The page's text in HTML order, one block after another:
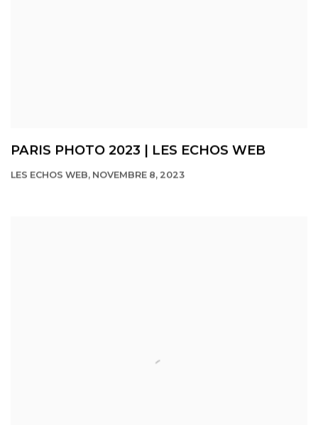
PARIS PHOTO 2023 | LES ECHOS WEB
LES ECHOS WEB, NOVEMBRE 8, 2023